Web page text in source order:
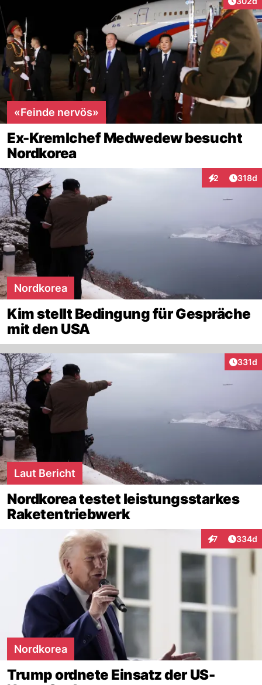
«Feinde nervös»
Ex-Kremlchef Medwedew besucht
Nordkorea
2
Interaktionen
318d
Nordkorea
Kim stellt Bedingung für Gespräche
mit den USA
331d
Laut Bericht
Nordkorea testet leistungsstarkes
Raketentriebwerk
7
Interaktionen
334d
Nordkorea
Trump ordnete Einsatz der US-